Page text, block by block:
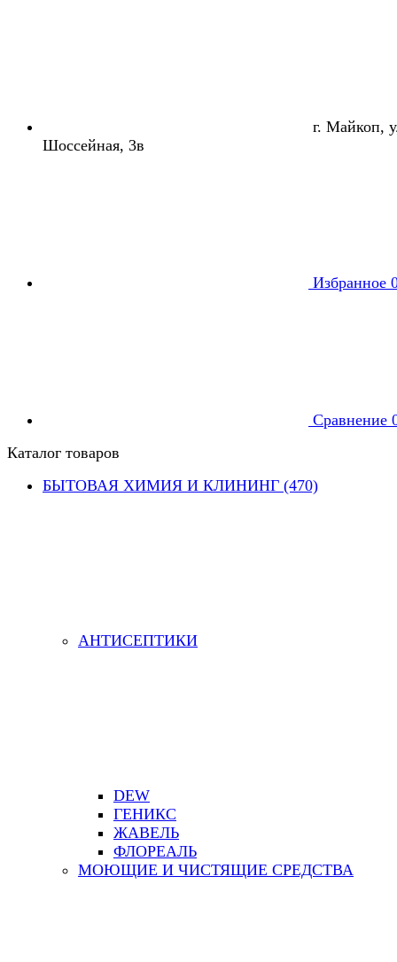
г. Майкоп,
Шоссейная, 3в
Избранное
Сравнение
Каталог товаров
БЫТОВАЯ ХИМИЯ И КЛИНИНГ (470)
АНТИСЕПТИКИ
DEW
ГЕНИКС
ЖАВЕЛЬ
ФЛОРЕАЛЬ
МОЮЩИЕ И ЧИСТЯЩИЕ СРЕДСТВА